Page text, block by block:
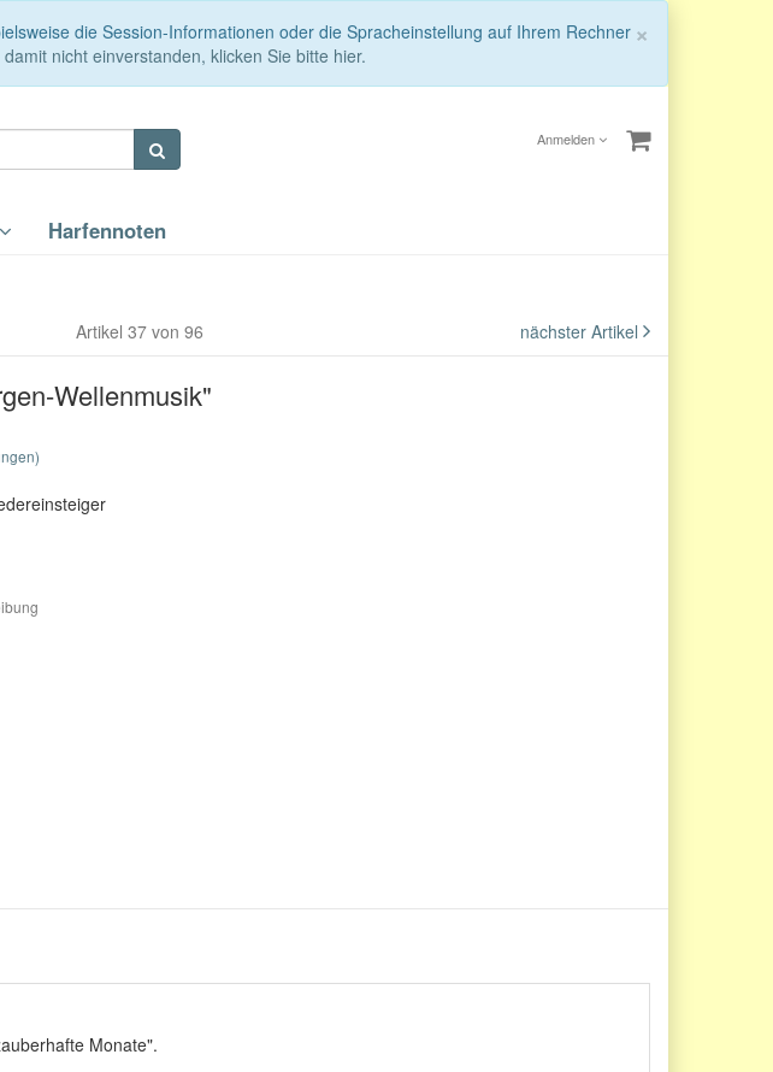
×
die Session-Informationen oder die Spracheinstellung auf Ihrem Rechner
damit nicht einverstanden, klicken Sie bitte hier.
Anmelden
Harfennoten
Artikel 37 von 96 nächster Artikel
Wellenmusik"
Monate".